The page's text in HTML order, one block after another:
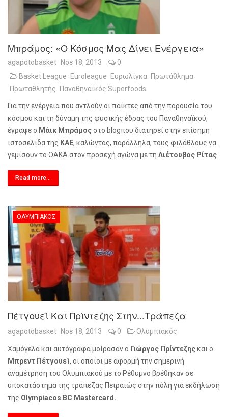
Μπράμος: «Ο Κόσμος Μας Δίνει Ενέργεια»
agapotobasket Νοε 18, 2013
0
Basket League
Euroleague Ευρωλίγκα
Πρωτάθλημα
Πρωταθλητής
Παναθηναϊκός Superfoods
Για την ενέργεια που αντλούν οι παίκτες από την παρουσία του
κόσμου και τη δύναμη της φυσικής έδρας του Παναθηναϊκού,
έγραψε ο Μάικ Μπράμοςστο blogπου διατηρεί στην επίσημη
ιστοσελίδα της ΚΑΕ, καλώντας, παράλληλα, τους φιλάθλους να
γεμίσουν το ΟΑΚΑ στον προσεχή αγώνα με τη Λιέτουβος Ρίτας
Read more...
ΟΛΥΜΠΙΑΚΌΣ
Πέτγουεϊ Και Πρίντεζης Στην...τράπεζα
agapotobasket Νοε 18, 2013 0 Ολυμπιακός
Χαμόγελα και αυτόγραφα μοίρασαν ο Γιώργος Πρίντεζηςκαι ο
Μπρεντ Πέτγουεϊ, οι οποίοι με αφορμή την σημερινή
αναμέτρηση του Ολυμπιακού με το Ρέθυμνο βρέθηκαν σε
υποκατάστημα της τράπεζας Πειραιώς στην πόλη για εκδήλωση
της Olympiacos BC Mastercard.